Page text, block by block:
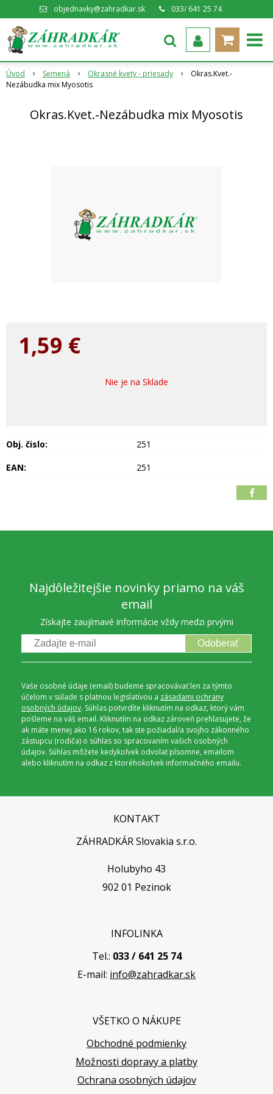
objednavky@zahradkar.sk 033/ 641 25 74
Úvod Semená Okrasné kvety - priesady
Okras.Kvet.-
Nezábudka mix Myosotis
Okras.Kvet.-Nezábudka mix Myosotis
1,59 €
Nie je na Sklade
Obj. čislo:
251
EAN:
251
Najdôležitejšie novinky priamo na váš
email
Získajte zaujímavé informácie vždy medzi prvými
Odoberať
Vaše osobné údaje (email) budeme spracovávať len za týmto
účelom v súlade s platnou legislatívou a zásadami ochrany
osobných údajov. Súhlas potvrdíte kliknutím na odkaz, ktorý vám
pošleme na váš email. Kliknutím na odkaz zároveň prehlasujete, že
ak máte menej ako 16 rokov, tak ste požiadal/a svojho zákonného
zástupcu (rodiča) o súhlas so spracovaním vašich osobných
údajov. Súhlas môžete kedykoľvek odvolať písomne, emailom
alebo kliknutím na odkaz z ktoréhokoľvek informačného emailu.
KONTAKT
ZÁHRADKÁR Slovakia s.r.o.
Holubyho 43
902 01 Pezinok
INFOLINKA
Tel.: 033 / 641 25 74
E-mail: info@zahradkar.sk
VŠETKO O NÁKUPE
Obchodné podmienky
Možnosti dopravy a platby
Ochrana osobných údajov